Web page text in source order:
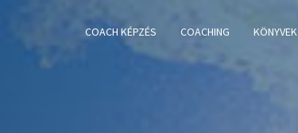
COACH KÉPZÉS COACHING KÖNYVEK